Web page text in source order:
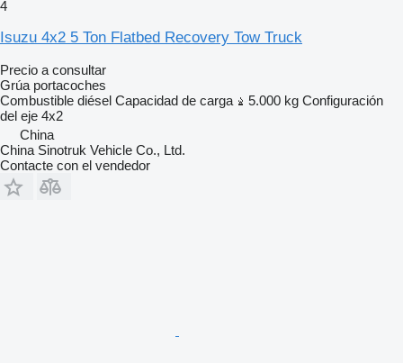
4
Isuzu 4x2 5 Ton Flatbed Recovery Tow Truck
Precio a consultar
Grúa portacoches
Combustible diésel Capacidad de carga 5.000 kg Configuración
del eje 4x2
China
China Sinotruk Vehicle Co., Ltd.
Contacte con el vendedor